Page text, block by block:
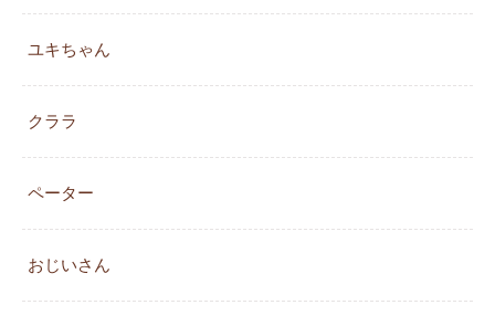
ユキちゃん
クララ
ペーター
おじいさん